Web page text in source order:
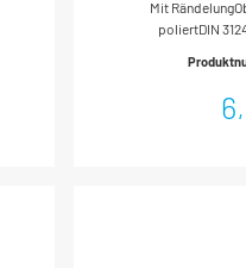
Doppel-
Mit
poliertDIN
Zoll)Abtrieb: